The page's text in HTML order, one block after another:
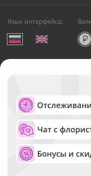
Язык интерфейса:
Служба
Русский Букет, 2026
Общество с
ОГРН: 1195476081745,
Юридический адрес:
д.42, оф. 3
Рейтинг Русского букета